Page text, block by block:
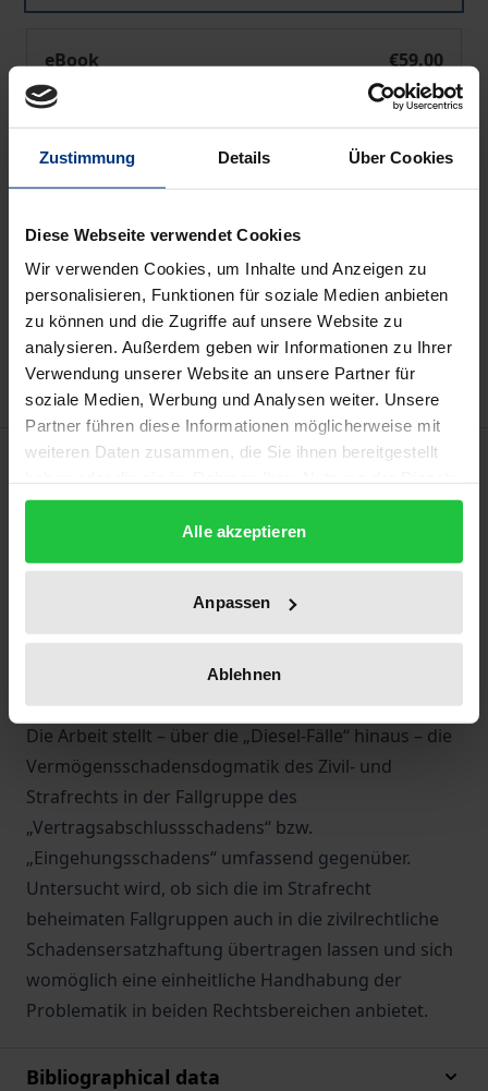
Zustimmung Details Über Cookies
Diese Webseite verwendet Cookies
Wir verwenden Cookies, um Inhalte und Anzeigen zu
personalisieren, Funktionen für soziale Medien anbieten
zu können und die Zugriffe auf unsere Website zu
analysieren. Außerdem geben wir Informationen zu Ihrer
Verwendung unserer Website an unsere Partner für
soziale Medien, Werbung und Analysen weiter. Unsere
Partner führen diese Informationen möglicherweise mit
weiteren Daten zusammen, die Sie ihnen bereitgestellt
gesammelt haben.
Alle akzeptieren
Anpassen
Ablehnen
eBook
€59.00
ISBN 978-3-7489-1427-3
Available
Add to Cart
Add to Wish List
Delivery cost notice
Description
Bei den Urteilen zur Herstellerhaftung im „Diesel-
Argumentationsmuster zurückgegriffen, die aus den
strafrechtsdogmatischen Fallgruppen des
„individuellen Schadenseinschlags“ und des
„Gefährdungsschadens“ bekannt sind.
Die Arbeit stellt – über die „Diesel-Fälle“ hinaus – die
Vermögensschadensdogmatik des Zivil- und
Strafrechts in der Fallgruppe des
„Vertragsabschlussschadens“ bzw.
„Eingehungsschadens“ umfassend gegenüber.
Untersucht wird, ob sich die im Strafrecht
beheimaten Fallgruppen auch in die zivilrechtliche
Schadensersatzhaftung übertragen lassen und sich
womöglich eine einheitliche Handhabung der
Problematik in beiden Rechtsbereichen anbietet.
Bibliographical data